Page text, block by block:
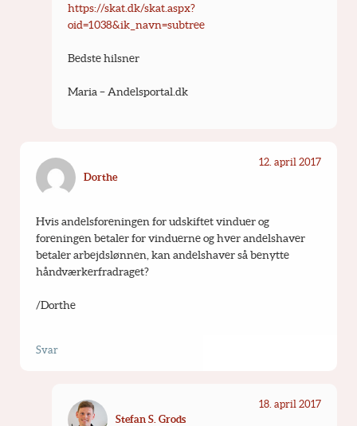
https://skat.dk/skat.aspx?
oid=1038&ik_navn=subtree
Bedste hilsner
Maria – Andelsportal.dk
Dorthe
12. april 2017
Hvis andelsforeningen for udskiftet vinduer og
foreningen betaler for vinduerne og hver andelshaver
betaler arbejdslønnen, kan andelshaver så benytte
håndværkerfradraget?
/Dorthe
Svar
Stefan S. Grods
18. april 2017